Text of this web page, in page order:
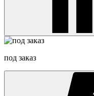
под заказ